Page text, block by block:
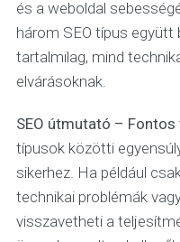
és a weboldal
három SEO típus együtt
tartalmilag, mind
elvárásoknak.
SEO útmutató – Fontos
típusok közötti
sikerhez. Ha például
technikai problémák
visszavetheti a